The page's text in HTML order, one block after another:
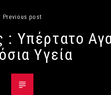
Previous post
: Υπέρτατο
Υγεία